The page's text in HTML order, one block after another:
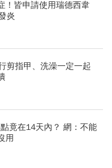
！皆申請使用瑞德西韋
炎
剪指甲、洗澡一定一起
竟在14天內？ 網：不能
用